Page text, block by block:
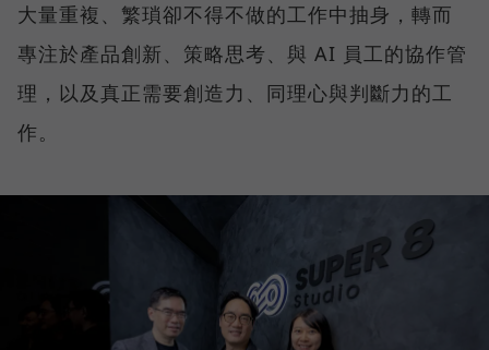
大量重複、繁瑣卻不得不做的工作中抽身，轉而
專注於產品創新、策略思考、與 AI 員工的協作管
理，以及真正需要創造力、同理心與判斷力的工
作。